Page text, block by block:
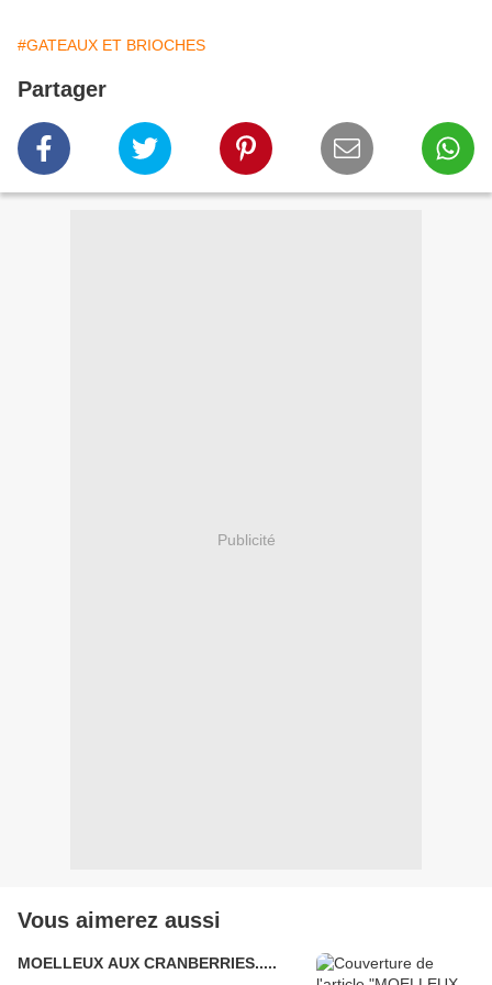
#GATEAUX ET BRIOCHES
Partager
Publicité
Vous aimerez aussi
MOELLEUX AUX CRANBERRIES.....